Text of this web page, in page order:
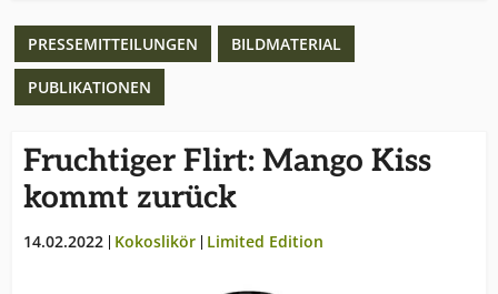
Spirituosengattungen. Zur Gruppe zählen Marken wie
Freixenet, Henkell, Mionetto Prosecco, Fürst von
Metternich, Mía, Mederaño, i heart WINES,
Weitere Informationen unterwww.henkell-
freixenet.com
www.youtube.com
PRESSEMITTEILUNGEN BILDMATERIAL
PUBLIKATIONEN
Fruchtiger Flirt: Mango Kiss
kommt zurück
14.02.2022 Kokoslikör Limited Edition